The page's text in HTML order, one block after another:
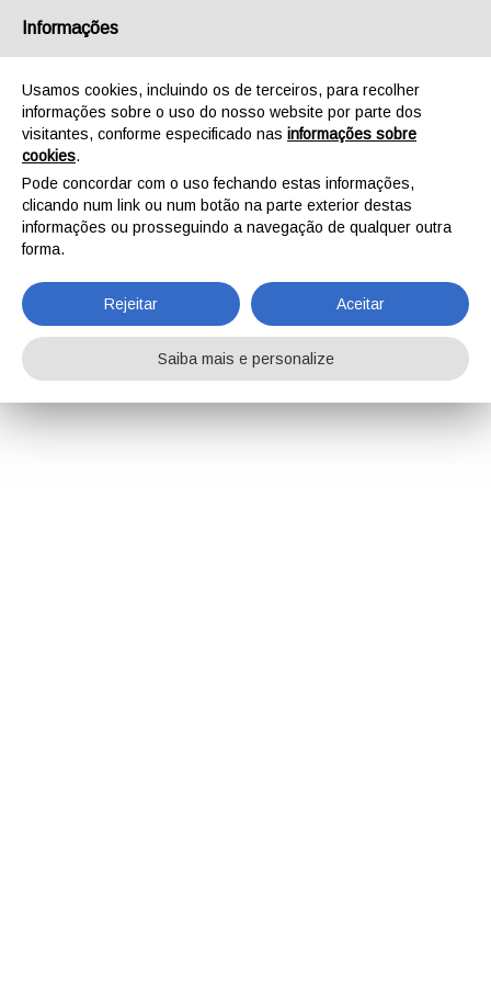
Informações
Usamos cookies, incluindo os de terceiros, para recolher
informações sobre o uso do nosso website por parte dos
visitantes, conforme especificado nas informações sobre
cookies.
Pode concordar com o uso fechando estas informações,
clicando num link ou num botão na parte exterior destas
informações ou prosseguindo a navegação de qualquer outra
forma.
Rejeitar Aceitar
Saiba mais e personalize